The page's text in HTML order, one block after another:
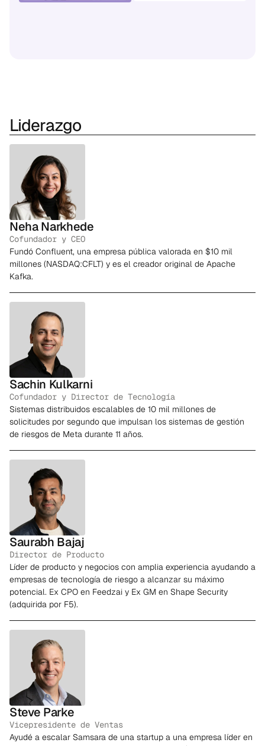
Liderazgo
Neha Narkhede
Cofundador y CEO
Fundó Confluent, una empresa pública valorada en $10 mil
millones (NASDAQ:CFLT) y es el creador original de Apache
Kafka.
Sachin Kulkarni
Cofundador y Director de Tecnología
Sistemas distribuidos escalables de 10 mil millones de
solicitudes por segundo que impulsan los sistemas de gestión
de riesgos de Meta durante 11 años.
Saurabh Bajaj
Director de Producto
Líder de producto y negocios con amplia experiencia ayudando a
empresas de tecnología de riesgo a alcanzar su máximo
potencial. Ex CPO en Feedzai y Ex GM en Shape Security
(adquirida por F5).
Steve Parke
Vicepresidente de Ventas
Ayudé a escalar Samsara de una startup a una empresa líder en